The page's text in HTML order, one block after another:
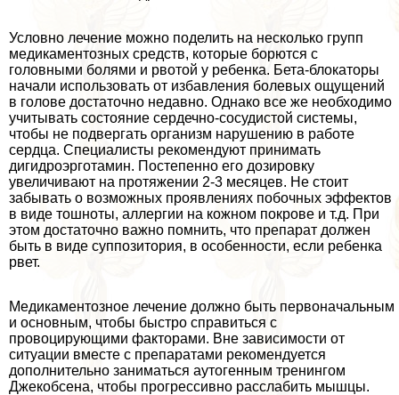
Условно лечение можно поделить на несколько групп
медикаментозных средств, которые борются с
головными болями и рвотой у ребенка. Бета-блокаторы
начали использовать от избавления болевых ощущений
в голове достаточно недавно. Однако все же необходимо
учитывать состояние сердечно-сосудистой системы,
чтобы не подвергать организм нарушению в работе
сердца. Специалисты рекомендуют принимать
дигидроэрготамин. Постепенно его дозировку
увеличивают на протяжении 2-3 месяцев. Не стоит
забывать о возможных проявлениях побочных эффектов
в виде тошноты, аллергии на кожном покрове и т.д. При
этом достаточно важно помнить, что препарат должен
быть в виде суппозитория, в особенности, если ребенка
рвет.
Медикаментозное лечение должно быть первоначальным
и основным, чтобы быстро справиться с
провоцирующими факторами. Вне зависимости от
ситуации вместе с препаратами рекомендуется
дополнительно заниматься аутогенным тренингом
Джекобсена, чтобы прогрессивно расслабить мышцы.